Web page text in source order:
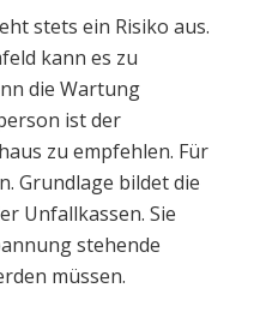
stets ein Risiko aus.
kann es zu
die Wartung
ist der
zu empfehlen. Für
Grundlage bildet die
Unfallkassen. Sie
stehende
müssen.